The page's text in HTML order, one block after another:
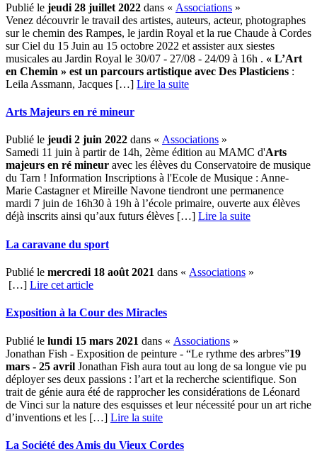
Publié le jeudi 28 juillet 2022 dans « Associations »
Venez découvrir le travail des artistes, auteurs, acteur, photographes
sur le chemin des Rampes, le jardin Royal et la rue Chaude à Cordes
sur Ciel du 15 Juin au 15 octobre 2022 et assister aux siestes
musicales au Jardin Royal le 30/07 - 27/08 - 24/09 à 16h . « L’Art
en Chemin » est un parcours artistique avec Des Plasticiens :
Leila Assmann, Jacques […] ­ Lire la suite
Arts Majeurs en ré mineur
Publié le jeudi 2 juin 2022 dans « Associations »
Samedi 11 juin à partir de 14h, 2ème édition au MAMC d'Arts
majeurs en ré mineur avec les élèves du Conservatoire de musique
du Tarn ! Information Inscriptions à l'Ecole de Musique : Anne-
Marie Castagner et Mireille Navone tiendront une permanence
mardi 7 juin de 16h30 à 19h à l’école primaire, ouverte aux élèves
déjà inscrits ainsi qu’aux futurs élèves […] ­ Lire la suite
La caravane du sport
Publié le mercredi 18 août 2021 dans « Associations »
[…] Lire cet article
Exposition à la Cour des Miracles
Publié le lundi 15 mars 2021 dans « Associations »
Jonathan Fish - Exposition de peinture - “Le rythme des arbres”19
mars - 25 avril Jonathan Fish aura tout au long de sa longue vie pu
déployer ses deux passions : l’art et la recherche scientifique. Son
trait de génie aura été de rapprocher les considérations de Léonard
de Vinci sur la nature des esquisses et leur nécessité pour un art riche
d’inventions et les […] ­ Lire la suite
La Société des Amis du Vieux Cordes